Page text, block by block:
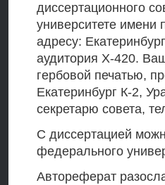
диссертационного
университете имени
адресу:
аудитория Х-420.
гербовой печатью,
Екатеринбург К-2,
секретарю совета,
С диссертацией
федерального
Автореферат